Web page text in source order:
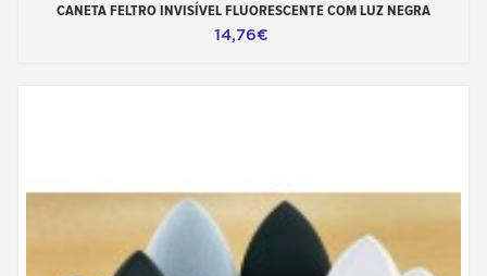
CANETA FELTRO INVISÍVEL FLUORESCENTE COM LUZ NEGRA
14,76€